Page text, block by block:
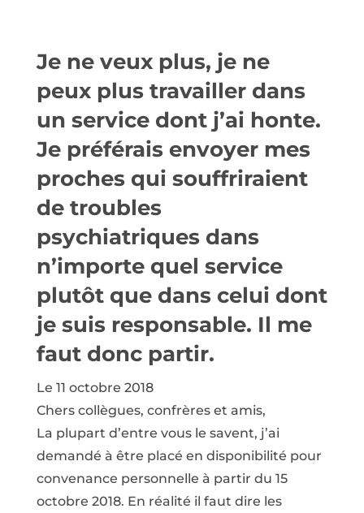
Je ne veux plus, je ne
peux plus travailler dans
un service dont j’ai honte.
Je préférais envoyer mes
proches qui souffriraient
de troubles
psychiatriques dans
n’importe quel service
plutôt que dans celui dont
je suis responsable. Il me
faut donc partir.
Le 11 octobre 2018
Chers collègues, confrères et amis,
La plupart d’entre vous le savent, j’ai
demandé à être placé en disponibilité pour
convenance personnelle à partir du 15
octobre 2018. En réalité il faut dire les